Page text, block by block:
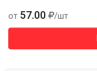
от 57.00 /шт